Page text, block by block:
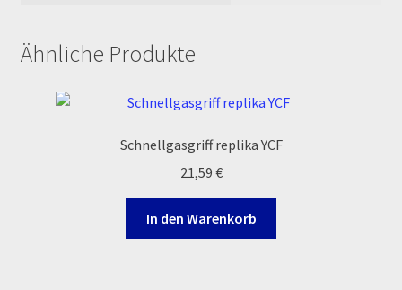
Newsletter
Order Confirmation
Ähnliche Produkte
Schnellgasgriff replika YCF
21,59 €
In den Warenkorb